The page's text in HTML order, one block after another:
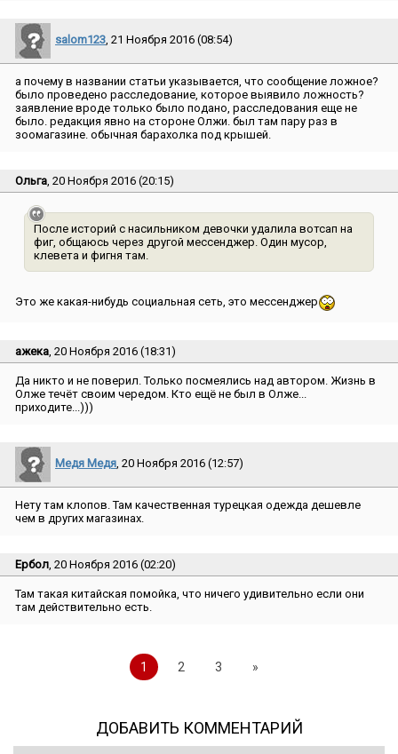
salom123, 21 Ноября 2016 (08:54)
а почему в названии статьи указывается, что сообщение ложное?
было проведено расследование, которое выявило ложность?
заявление вроде только было подано, расследования еще не
было. редакция явно на стороне Олжи. был там пару раз в
зоомагазине. обычная барахолка под крышей.
Ольга , 20 Ноября 2016 (20:15)
После историй с насильником девочки удалила вотсап на
фиг, общаюсь через другой мессенджер. Один мусор,
клевета и фигня там.
Это же какая-нибудь социальная сеть, это мессенджер
ажека , 20 Ноября 2016 (18:31)
Да никто и не поверил. Только посмеялись над автором. Жизнь в
Олже течёт своим чередом. Кто ещё не был в Олже...
приходите...)))
Медя Медя, 20 Ноября 2016 (12:57)
Нету там клопов. Там качественная турецкая одежда дешевле
чем в других магазинах.
Ербол , 20 Ноября 2016 (02:20)
Там такая китайская помойка, что ничего удивительно если они
там действительно есть.
1 2 3 »
ДОБАВИТЬ КОММЕНТАРИЙ